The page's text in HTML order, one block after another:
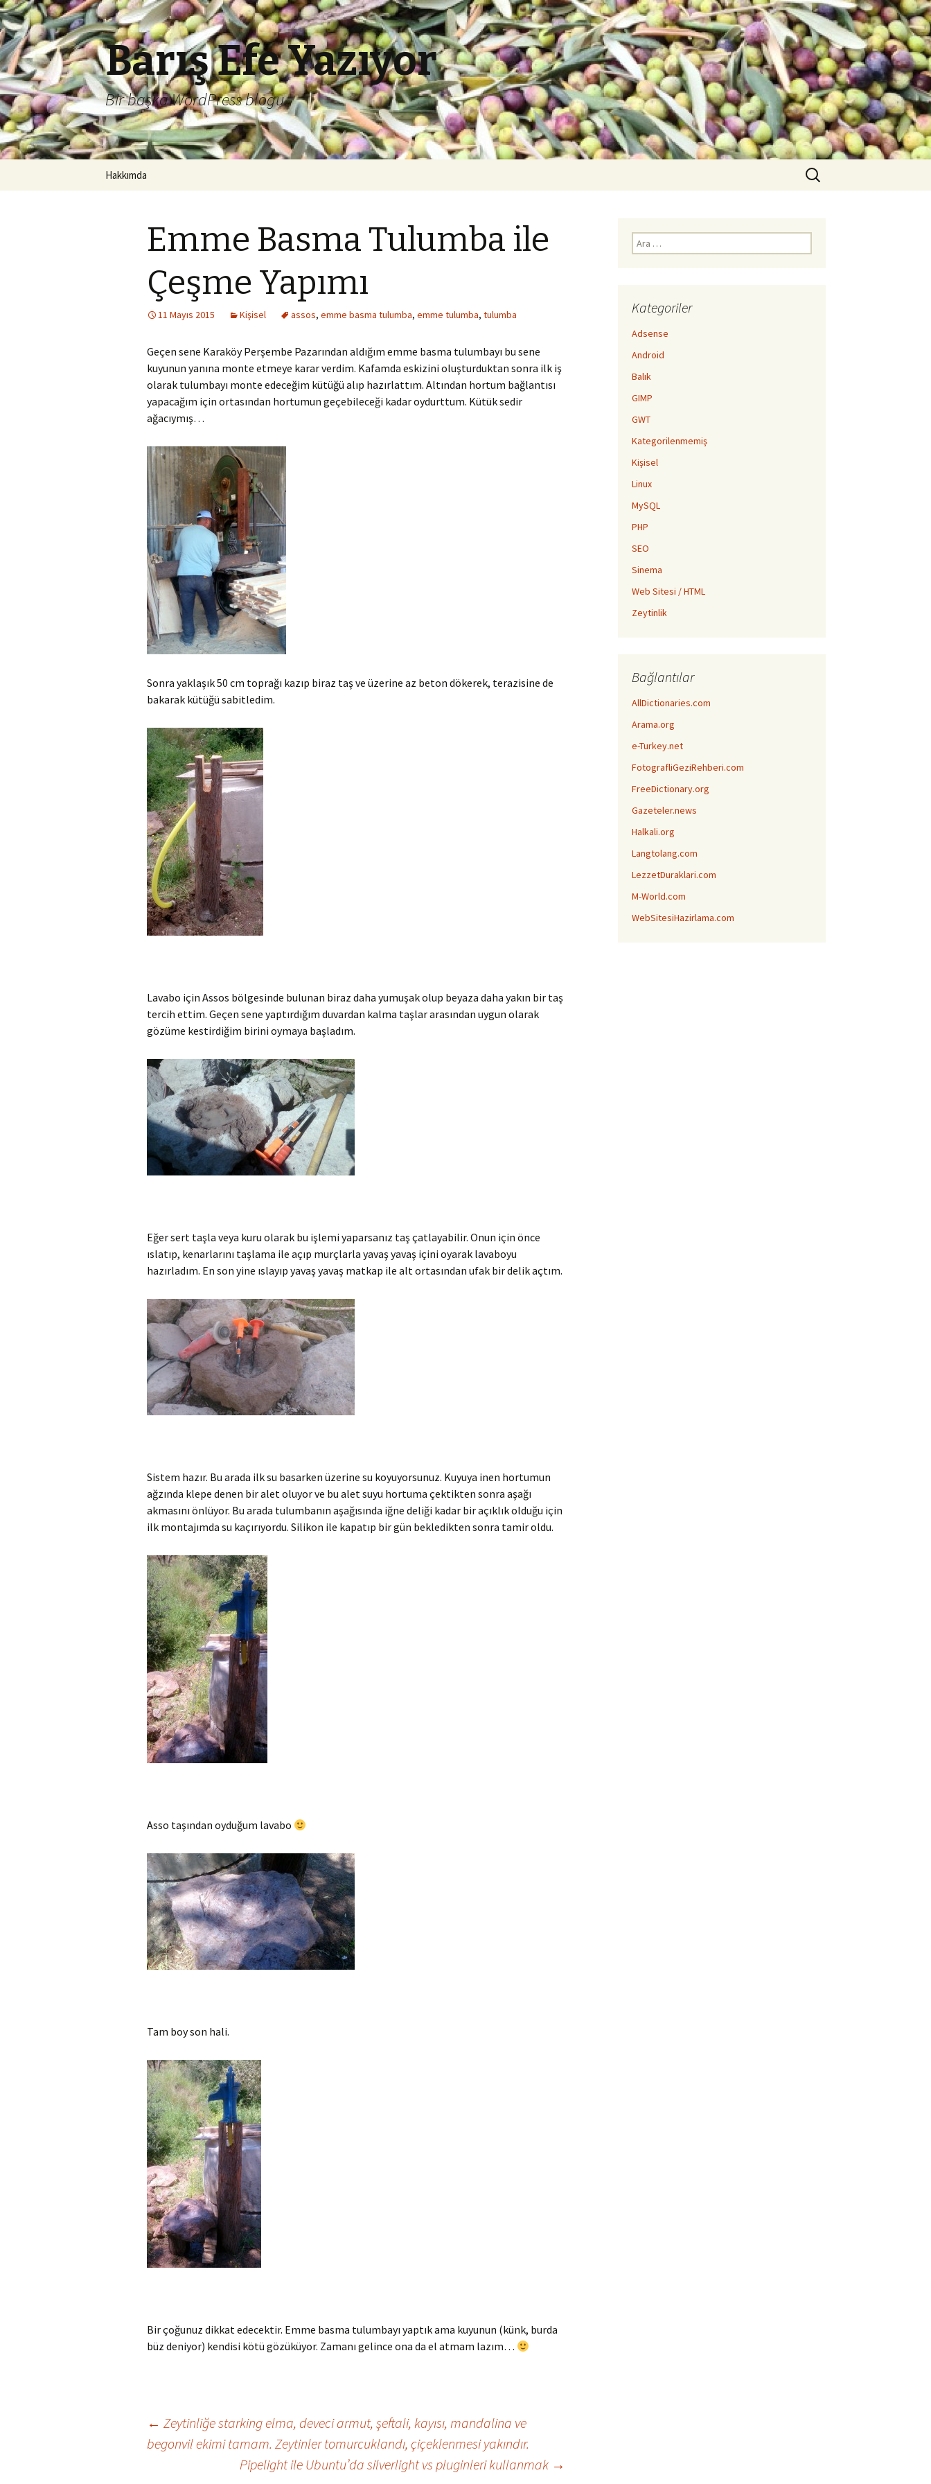
Barış Efe Yazıyor
Bir başka WordPress blogu.
Hakkımda
Arama:
Emme Basma Tulumba ile
Çeşme Yapımı
11 Mayıs 2015 Kişisel assos, emme basma tulumba, emme tulumba, tulumba
Geçen sene Karaköy Perşembe Pazarından aldığım emme basma tulumbayı bu sene
kuyunun yanına monte etmeye karar verdim. Kafamda eskizini oluşturduktan sonra ilk iş
olarak tulumbayı monte edeceğim kütüğü alıp hazırlattım. Altından hortum bağlantısı
yapacağım için ortasından hortumun geçebileceği kadar oydurttum. Kütük sedir
ağacıymış…
Sonra yaklaşık 50 cm toprağı kazıp biraz taş ve üzerine az beton dökerek, terazisine de
bakarak kütüğü sabitledim.
Lavabo için Assos bölgesinde bulunan biraz daha yumuşak olup beyaza daha yakın bir taş
tercih ettim. Geçen sene yaptırdığım duvardan kalma taşlar arasından uygun olarak
gözüme kestirdiğim birini oymaya başladım.
Eğer sert taşla veya kuru olarak bu işlemi yaparsanız taş çatlayabilir. Onun için önce
ıslatıp, kenarlarını taşlama ile açıp murçlarla yavaş yavaş içini oyarak lavaboyu
hazırladım. En son yine ıslayıp yavaş yavaş matkap ile alt ortasından ufak bir delik açtım.
Sistem hazır. Bu arada ilk su basarken üzerine su koyuyorsunuz. Kuyuya inen hortumun
ağzında klepe denen bir alet oluyor ve bu alet suyu hortuma çektikten sonra aşağı
akmasını önlüyor. Bu arada tulumbanın aşağısında iğne deliği kadar bir açıklık olduğu için
ilk montajımda su kaçırıyordu. Silikon ile kapatıp bir gün bekledikten sonra tamir oldu.
Asso taşından oyduğum lavabo
Tam boy son hali.
Bir çoğunuz dikkat edecektir. Emme basma tulumbayı yaptık ama kuyunun (künk, burda
büz deniyor) kendisi kötü gözüküyor. Zamanı gelince ona da el atmam lazım…
← Zeytinliğe starking elma, deveci armut, şeftali, kayısı, mandalina ve
begonvil ekimi tamam. Zeytinler tomurcuklandı, çiçeklenmesi yakındır.
Pipelight ile Ubuntu’da silverlight vs pluginleri kullanmak →
Arama:
Kategoriler
Adsense
Android
Balık
GIMP
GWT
Kategorilenmemiş
Kişisel
Linux
MySQL
PHP
SEO
Sinema
Web Sitesi / HTML
Zeytinlik
Bağlantılar
AllDictionaries.com
Arama.org
e-Turkey.net
FotografliGeziRehberi.com
FreeDictionary.org
Gazeteler.news
Halkali.org
Langtolang.com
LezzetDuraklari.com
M-World.com
WebSitesiHazirlama.com